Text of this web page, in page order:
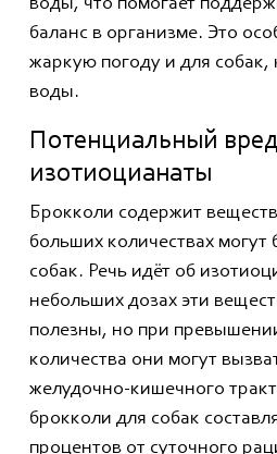
воды, что помогает
баланс в организме. Это
жаркую погоду и для
воды.
Потенциальный
изотиоцианаты
Брокколи содержит
больших количествах могут
собак. Речь идёт об
небольших дозах эти
полезны, но при
количества они могут
желудочно-кишечного
брокколи для собак
процентов от суточного